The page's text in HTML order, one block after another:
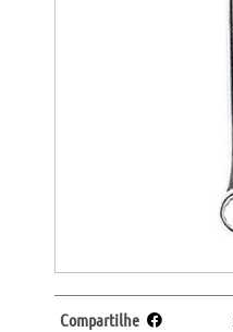
Compartilhe